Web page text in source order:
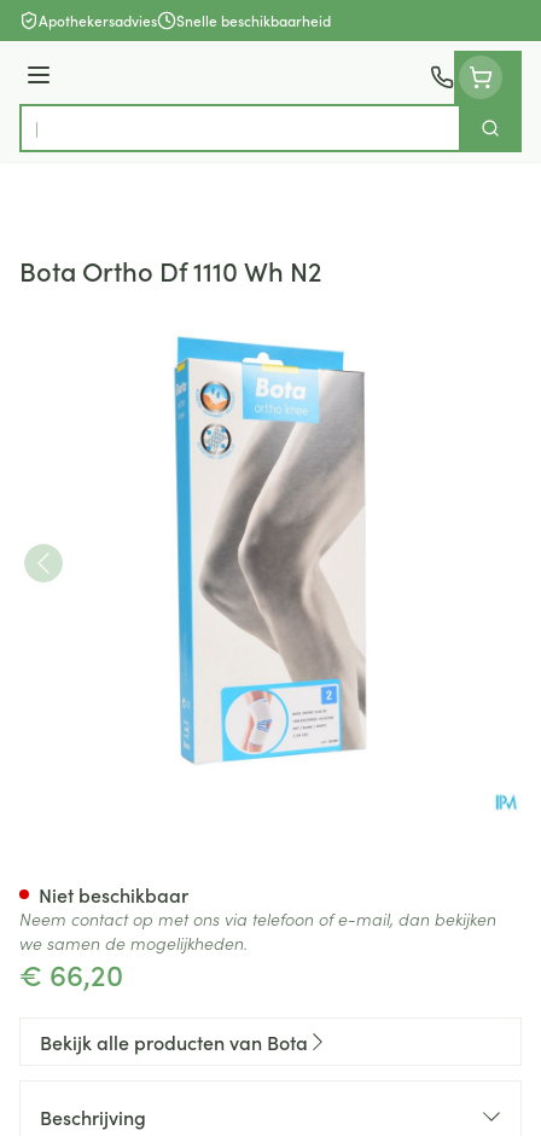
Ga naar de inhoud
Apothekersadvies Snelle beschikbaarheid
Menu
Product, merk, categorie...
Zoek
Bota Ortho Df 1110 Wh N2
€ 66,20
Niet beschikbaar
Neem contact op met ons via telefoon of e-mail, dan bekijken
we samen de mogelijkheden.
Bekijk alle producten van Bota
Beschrijving